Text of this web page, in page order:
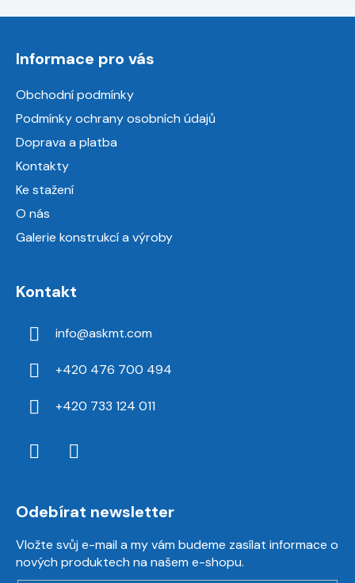
Informace pro vás
Obchodní podmínky
Podmínky ochrany osobních údajů
Doprava a platba
Kontakty
Ke stažení
O nás
Galerie konstrukcí a výroby
Kontakt
info@askmt.com
+420 476 700 494
+420 733 124 011
Odebírat newsletter
Vložte svůj e-mail a my vám budeme zasílat informace o
nových produktech na našem e-shopu.